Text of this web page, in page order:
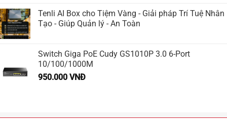
Tenli AI Box cho Tiệm Vàng - Giải pháp Trí Tuệ Nhân
Tạo - Giúp Quản lý - An Toàn
Switch Giga PoE Cudy GS1010P 3.0 6-Port
10/100/1000M
950.000 VNĐ